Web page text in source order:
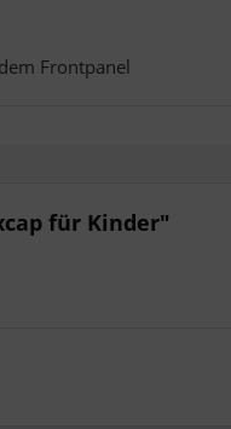
Frontpanel
für Kinder"